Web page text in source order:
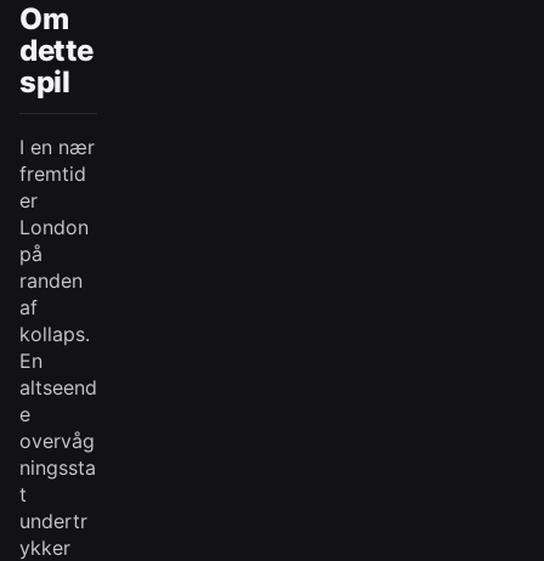
Om
dette
spil
I en nær
fremtid
er
London
på
randen
af
kollaps.
En
altseend
e
overvåg
ningssta
t
undertr
ykker